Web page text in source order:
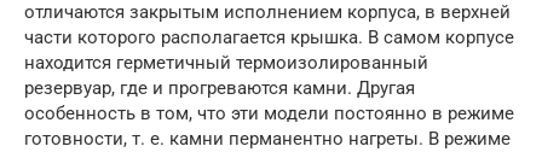
отличаются закрытым исполнением корпуса, в верхней
части которого располагается крышка. В самом корпусе
находится герметичный термоизолированный
резервуар, где и прогреваются камни. Другая
особенность в том, что эти модели постоянно в режиме
готовности, т. е. камни перманентно нагреты. В режиме